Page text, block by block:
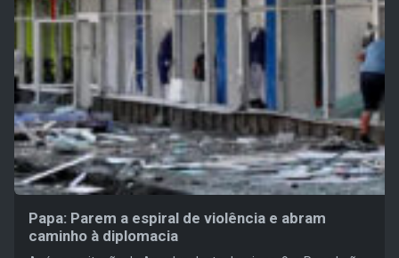
Papa: Parem a espiral de violência e abram
caminho à diplomacia